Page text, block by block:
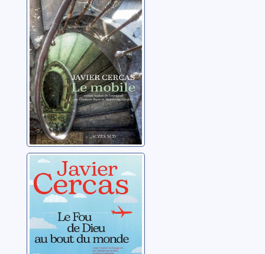
Le fou de Dieu
au bout du
monde
Cercas, Javier